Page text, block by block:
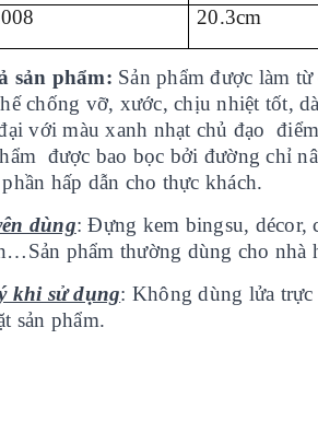
20.3cm
sản phẩm: Sản phẩm được làm
chống vỡ, xước, chịu nhiệt tốt,
với màu xanh nhạt chủ đạo
được bao bọc bởi đường chỉ
hấp dẫn cho thực khách.
dùng: Đựng kem bingsu, décor,
phẩm thường dùng cho
khi sử dụng: Không dùng lửa
sản phẩm.